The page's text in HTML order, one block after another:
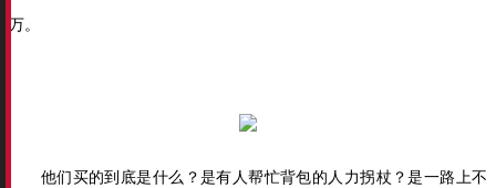
万。
他们买的到底是什么？是有人帮忙背包的人力拐杖？是一路上不